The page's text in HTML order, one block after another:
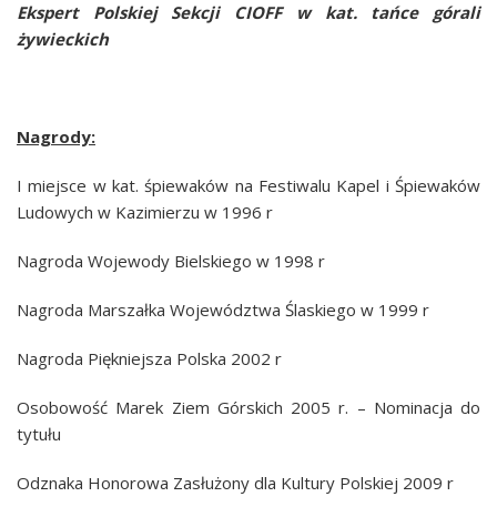
Ekspert Polskiej Sekcji CIOFF w kat. tańce górali
żywieckich
Nagrody:
I miejsce w kat. śpiewaków na Festiwalu Kapel i Śpiewaków
Ludowych w Kazimierzu w 1996 r
Nagroda Wojewody Bielskiego w 1998 r
Nagroda Marszałka Województwa Ślaskiego w 1999 r
Nagroda Piękniejsza Polska 2002 r
Osobowość Marek Ziem Górskich 2005 r. – Nominacja do
tytułu
Odznaka Honorowa Zasłużony dla Kultury Polskiej 2009 r